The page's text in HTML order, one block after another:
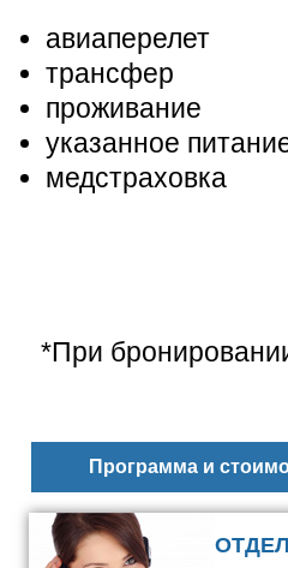
авиаперелет
трансфер
проживание
указанное
медстраховка
*При
Программа и